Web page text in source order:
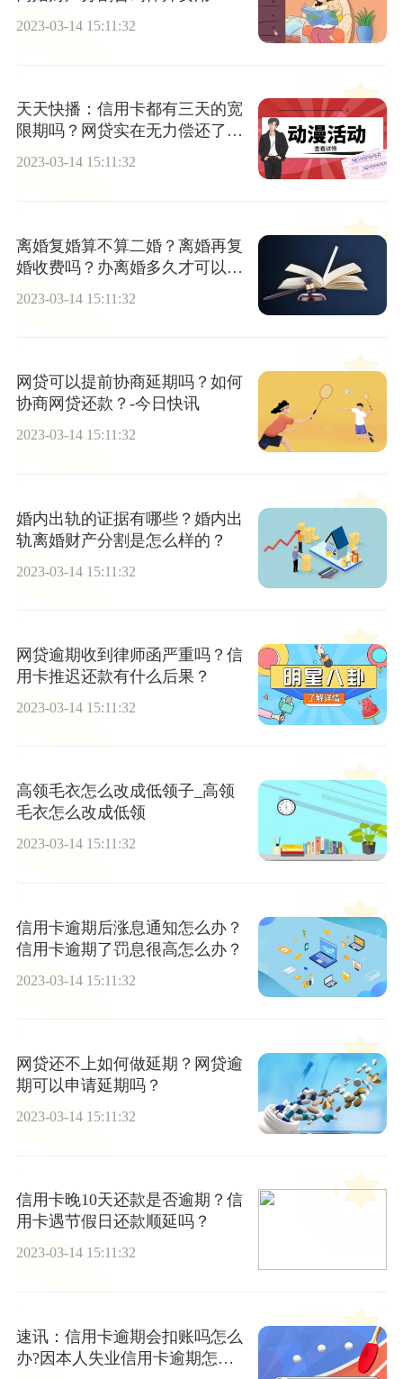
2023-03-14 15:11:32
天天快播：信用卡都有三天的宽
限期吗？网贷实在无力偿还了怎
么办？
2023-03-14 15:11:32
离婚复婚算不算二婚？离婚再复
婚收费吗？办离婚多久才可以复
2023-03-14 15:11:32
网贷可以提前协商延期吗？如何
协商网贷还款？-今日快讯
2023-03-14 15:11:32
婚内出轨的证据有哪些？婚内出
轨离婚财产分割是怎么样的？
2023-03-14 15:11:32
网贷逾期收到律师函严重吗？信
用卡推迟还款有什么后果？
2023-03-14 15:11:32
高领毛衣怎么改成低领子_高领
毛衣怎么改成低领
2023-03-14 15:11:32
信用卡逾期后涨息通知怎么办？
信用卡逾期了罚息很高怎么办？
2023-03-14 15:11:32
网贷还不上如何做延期？网贷逾
期可以申请延期吗？
2023-03-14 15:11:32
信用卡晚10天还款是否逾期？信
用卡遇节假日还款顺延吗？
2023-03-14 15:11:32
速讯：信用卡逾期会扣账吗怎么
办?因本人失业信用卡逾期怎么